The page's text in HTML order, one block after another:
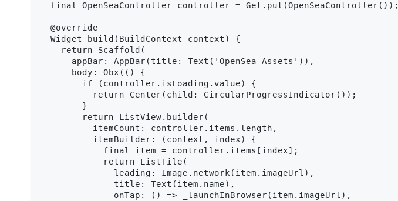
  final OpenSeaController controller = Get.put(OpenSeaController());
  @override
  Widget build(BuildContext context) {
    return Scaffold(
      appBar: AppBar(title: Text('OpenSea Assets')),
      body: Obx(() {
        if (controller.isLoading.value) {
          return Center(child: CircularProgressIndicator());
        }
        return ListView.builder(
          itemCount: controller.items.length,
          itemBuilder: (context, index) {
            final item = controller.items[index];
            return ListTile(
              leading: Image.network(item.imageUrl),
              title: Text(item.name),
              onTap: () => _launchInBrowser(item.imageUrl),